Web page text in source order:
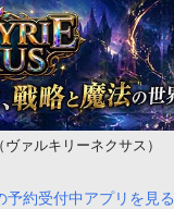
ァルキリーネクサス）
予約受付中アプリを見る